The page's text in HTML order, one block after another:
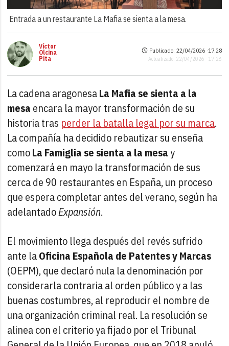
Entrada a un restaurante La Mafia se sienta a la mesa.
Víctor
Olcina
Pita
Publicado: 22/04/2026 ·17:28
Actualizado: 22/04/2026 · 17:28
La cadena aragonesaLa Mafia se sienta a la
mesa encara la mayor transformación de su
historia tras perder la batalla legal por su marca.
La compañía ha decidido rebautizar su enseña
comoLa Famiglia se sienta a la mesay
comenzará en mayo la transformación de sus
cerca de 90 restaurantes en España, un proceso
que espera completar antes del verano, según ha
adelantadoExpansión.
El movimiento llega después del revés sufrido
ante laOficina Española de Patentes y Marcas
(OEPM), que declaró nula la denominación por
considerarla contraria al orden público y a las
buenas costumbres, al reproducir el nombre de
una organización criminal real. La resolución se
alinea con el criterio ya fijado por el Tribunal